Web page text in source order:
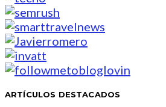
ARTÍCULOS DESTACADOS